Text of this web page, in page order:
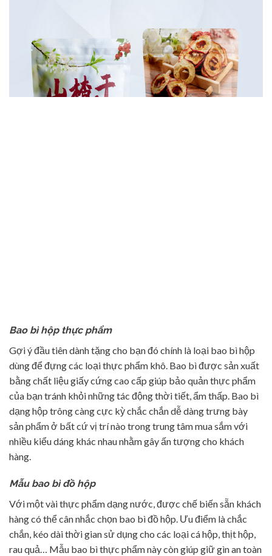
Bao bì hộp thực phẩm
Gợi ý đầu tiên dành tặng cho bạn đó chính là loại bao bì hộp
dùng để đựng các loại thực phẩm khô. Bao bì được sản xuất
bằng chất liệu giấy cứng cao cấp giúp bảo quản thực phẩm
của bạn tránh khỏi những tác động thời tiết, ẩm thấp. Bao bì
dạng hộp trông càng cực kỳ chắc chắn dễ dàng trưng bày
sản phẩm ở bất cứ vị trí nào trong trung tâm mua sắm với
nhiều kiểu dáng khác nhau nhằm gây ấn tượng cho khách
hàng.
Mẫu bao bì đồ hộp
Với một vài thực phẩm dạng nước, được chế biến sẵn khách
hàng có thể cân nhắc chọn bao bì đồ hộp. Ưu điểm là chắc
chắn, kéo dài thời gian sử dụng cho các loại cá hộp, thịt hộp,
rau quả… Mẫu bao bì thực phẩm này còn giúp giữ gìn an toàn